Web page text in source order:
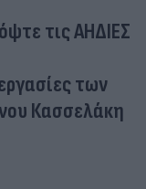
τις ΑΗΔΙΕΣ
των
Κασσελάκη